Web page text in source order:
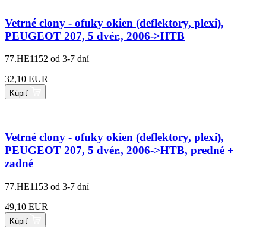
Vetrné clony - ofuky okien (deflektory, plexi),
PEUGEOT 207, 5 dvér., 2006->HTB
77.HE1152 od 3-7 dní
32,10 EUR
Kúpiť
Vetrné clony - ofuky okien (deflektory, plexi),
PEUGEOT 207, 5 dvér., 2006->HTB, predné +
zadné
77.HE1153 od 3-7 dní
49,10 EUR
Kúpiť